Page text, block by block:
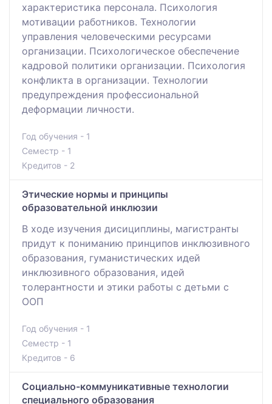
характеристика персонала. Психология
мотивации работников. Технологии
управления человеческими ресурсами
организации. Психологическое обеспечение
кадровой политики организации. Психология
конфликта в организации. Технологии
предупреждения профессиональной
деформации личности.
Год обучения - 1
Семестр - 1
Кредитов - 2
Этические нормы и принципы
образовательной инклюзии
В ходе изучения дисициплины, магистранты
придут к пониманию принципов инклюзивного
образования, гуманистических идей
инклюзивного образования, идей
толерантности и этики работы с детьми с
ООП
Год обучения - 1
Семестр - 1
Кредитов - 6
Социально-коммуникативные технологии
специального образования